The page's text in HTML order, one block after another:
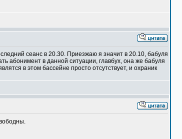
сеанс в 20.30. Приезжаю я значит в 20.10, бабуля
абонимент в данной ситуации, главбух, она же бабуля
в этом бассейне просто отсутствует, и охраник